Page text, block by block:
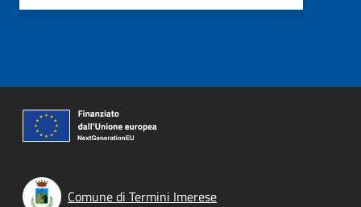
Comune di Termini Imerese